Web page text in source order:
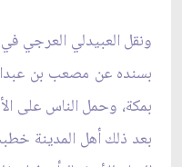
بسنده عن مصعب بن
بمكة، وحمل الناس على
بعد ذلك أهل المدينة